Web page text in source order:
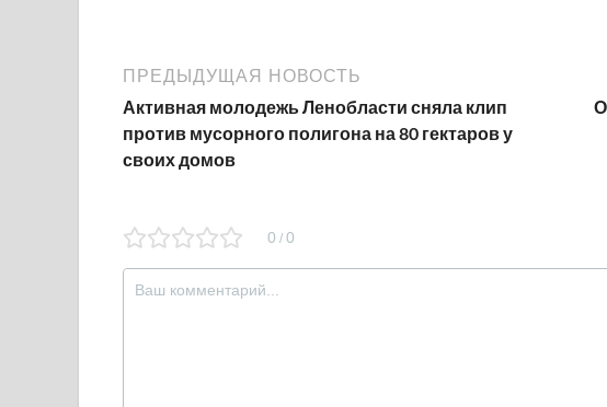
ПРЕДЫДУЩАЯ НОВОСТЬ
Активная молодежь Ленобласти сняла клип
против мусорного полигона на 80 гектаров у
своих домов
0 / 0